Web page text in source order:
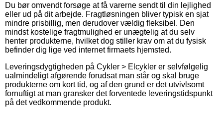
Du bør omvendt forsøge at få varerne sendt til din lejlighed
eller ud på dit arbejde. Fragtløsningen bliver typisk en sjat
mindre prisbillig, men derudover vældig fleksibel. Den
mindst kostelige fragtmulighed er unægtelig at du selv
henter produkterne, hvilket dog stiller krav om at du fysisk
befinder dig lige ved internet firmaets hjemsted.
Leveringsdygtigheden på Cykler > Elcykler er selvfølgelig
ualmindeligt afgørende forudsat man står og skal bruge
produkterne om kort tid, og af den grund er det utvivlsomt
fornuftigt at man gransker det forventede leveringstidspunkt
på det vedkommende produkt.